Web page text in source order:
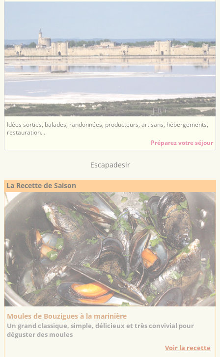
Idées sorties, balades, randonnées, producteurs, artisans, hébergements,
restauration...
Préparez votre séjour
Escapadeslr
La Recette de Saison
Moules de Bouzigues à la marinière
Un grand classique, simple, délicieux et très convivial pour
déguster des moules
Voir la recette